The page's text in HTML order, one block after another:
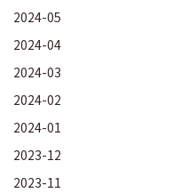
2024-05
2024-04
2024-03
2024-02
2024-01
2023-12
2023-11